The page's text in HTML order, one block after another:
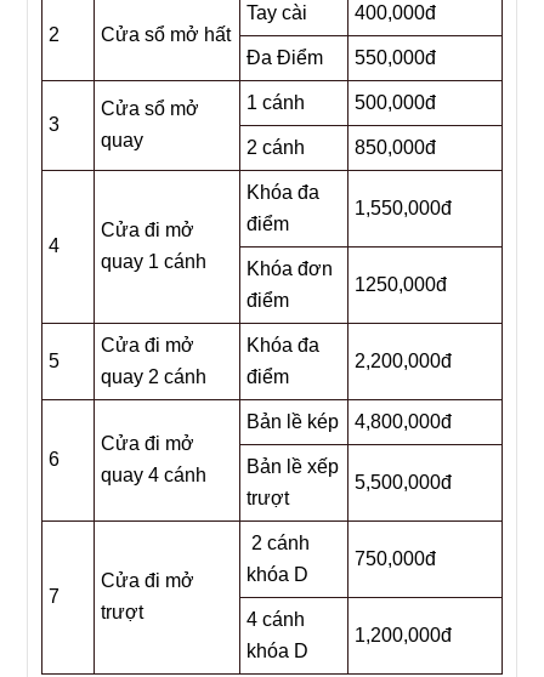
2 Cửa sổ mở hất
Tay cài 400,000đ
Đa Điểm 550,000đ
3
Cửa sổ mở
quay
1 cánh 500,000đ
2 cánh 850,000đ
4
Cửa đi mở
quay 1 cánh
Khóa đa
điểm
1,550,000đ
Khóa đơn
điểm
1250,000đ
5
Cửa đi mở
quay 2 cánh
Khóa đa
điểm
2,200,000đ
6
Cửa đi mở
quay 4 cánh
Bản lề kép 4,800,000đ
Bản lề xếp
trượt
5,500,000đ
7
Cửa đi mở
trượt
2 cánh
khóa D
750,000đ
4 cánh
khóa D
1,200,000đ